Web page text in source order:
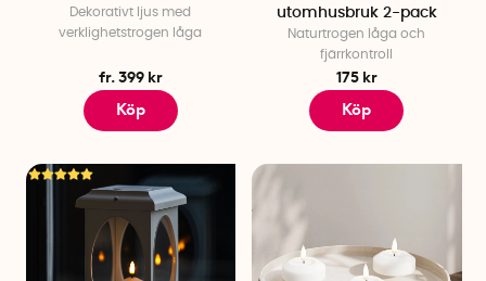
Dekorativt ljus med
verklighetstrogen låga
fr. 399 kr
Köp
utomhusbruk 2-pack
Naturtrogen låga och
fjärrkontroll
175 kr
Köp